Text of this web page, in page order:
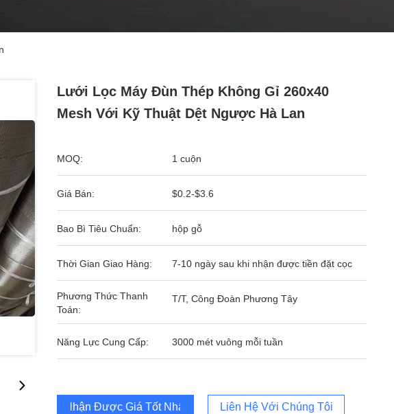
Lưới Lọc Máy Đùn Thép Không Gỉ 260x40
Mesh Với Kỹ Thuật Dệt Ngược Hà Lan
MOQ: 1 cuộn
Giá Bán: $0.2-$3.6
Bao Bì Tiêu Chuẩn: hộp gỗ
Thời Gian Giao Hàng: 7-10 ngày sau khi nhận được tiền đặt cọc
Phương Thức Thanh
Toán:
T/T, Công Đoàn Phương Tây
Năng Lực Cung Cấp: 3000 mét vuông mỗi tuần
Nhận Được Giá Tốt Nhất Liên Hệ Với Chúng Tôi